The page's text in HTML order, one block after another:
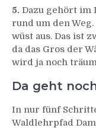
5. Dazu gehört im
rund um den
wüst aus. Das ist
da das Gros der
wird ja noch
Da geht
In nur fünf
Waldlehrpfad